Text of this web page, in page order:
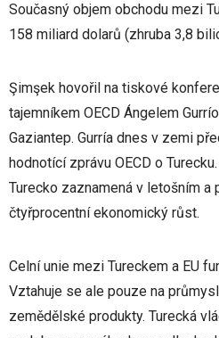
Současný objem obchodu mezi
158 miliard dolarů (zhruba 3,8
Şimşek hovořil na tiskové
tajemníkem OECD Ángelem
Gaziantep. Gurría dnes v zemi
hodnotící zprávu OECD o
Turecko zaznamená v letošním a
čtyřprocentní ekonomický růst.
Celní unie mezi Tureckem a EU
Vztahuje se ale pouze na
zemědělské produkty. Turecká